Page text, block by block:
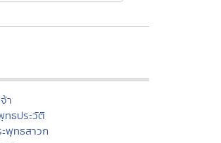
า
ธประวัติ
พุทธสาวก